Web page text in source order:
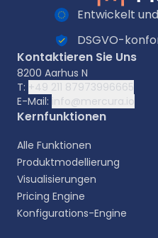
Entwickelt
DSGVO-
Kontaktieren Sie Uns
8200 Aarhus N
T: +49 211 87973996665
E-Mail: info@mercura.io
Kernfunktionen
Alle Funktionen
Produktmodellierung
Visualisierungen
Pricing Engine
Konfigurations-Engine